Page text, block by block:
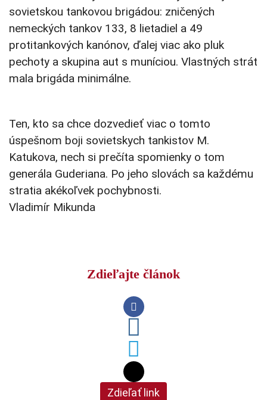
sovietskou tankovou brigádou: zničených
nemeckých tankov 133, 8 lietadiel a 49
protitankových kanónov, ďalej viac ako pluk
pechoty a skupina aut s muníciou. Vlastných strát
mala brigáda minimálne.
Ten, kto sa chce dozvedieť viac o tomto
úspešnom boji sovietskych tankistov M.
Katukova, nech si prečíta spomienky o tom
generála Guderiana. Po jeho slovách sa každému
stratia akékoľvek pochybnosti.
Vladimír Mikunda
Zdieľajte článok
Zdieľať link